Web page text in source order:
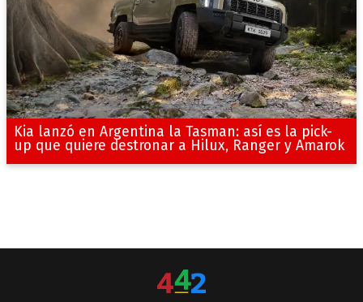
Kia lanzó en Argentina la Tasman: así es la pick-
up que quiere destronar a Hilux, Ranger y Amarok